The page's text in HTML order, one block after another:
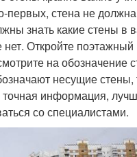
первых, стена не
знать какие стены в
нет. Откройте поэтажный
на обозначение
несущие стены,
точная информация,
со специалистами.